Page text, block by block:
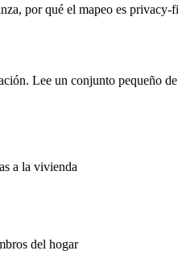
por qué el mapeo es
Lee un conjunto pequeño
a la vivienda
del hogar